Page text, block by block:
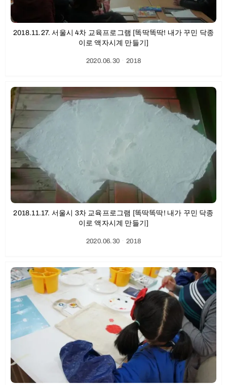
2018.11.27. 서울시 4차 교육프로그램 [똑딱똑딱! 내가 꾸민 닥종
이로 액자시계 만들기]
2020.06.30ㆍ2018
2018.11.17. 서울시 3차 교육프로그램 [똑딱똑딱! 내가 꾸민 닥종
이로 액자시계 만들기]
2020.06.30ㆍ2018